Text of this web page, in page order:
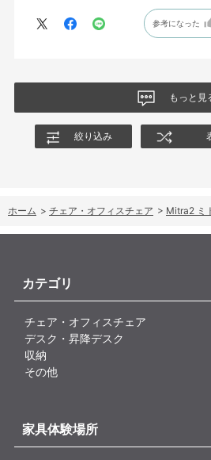
参考になった
もっと見
絞り込み
ホーム > チェア・オフィスチェア > Mitra2 ミ
カテゴリ
チェア・オフィスチェア
デスク・昇降デスク
収納
その他
家具体験場所